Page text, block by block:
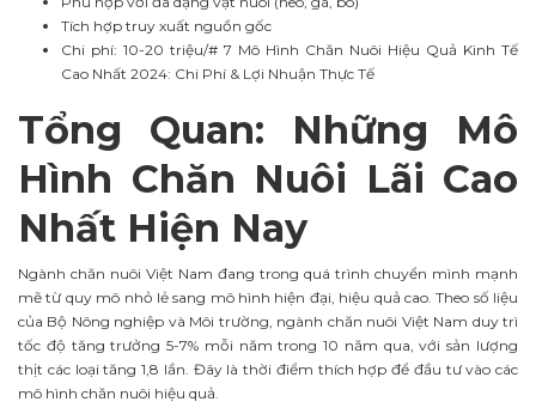
Tích hợp truy xuất nguồn gốc
Chi phí: 10-20 triệu/# 7 Mô Hình Chăn Nuôi Hiệu Quả Kinh Tế
Cao Nhất 2024: Chi Phí & Lợi Nhuận Thực Tế
Tổng Quan: Những Mô
Hình Chăn Nuôi Lãi Cao
Nhất Hiện Nay
Ngành chăn nuôi Việt Nam đang trong quá trình chuyển mình mạnh
mẽ từ quy mô nhỏ lẻ sang mô hình hiện đại, hiệu quả cao. Theo số liệu
của Bộ Nông nghiệp và Môi trường, ngành chăn nuôi Việt Nam duy trì
tốc độ tăng trưởng 5-7% mỗi năm trong 10 năm qua, với sản lượng
thịt các loại tăng 1,8 lần. Đây là thời điểm thích hợp để đầu tư vào các
mô hình chăn nuôi hiệu quả.